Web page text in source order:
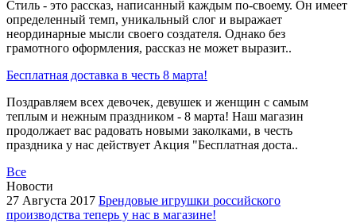
Стиль - это рассказ, написанный каждым по-своему. Он имеет
определенный темп, уникальный слог и выражает
неординарные мысли своего создателя. Однако без
грамотного оформления, рассказ не может выразит..
Бесплатная доставка в честь 8 марта!
Поздравляем всех девочек, девушек и женщин с самым
теплым и нежным праздником - 8 марта! Наш магазин
продолжает вас радовать новыми заколками, в честь
праздника у нас действует Акция "Бесплатная доста..
Все
Новости
27 Августа 2017 Брендовые игрушки российского
производства теперь у нас в магазине!